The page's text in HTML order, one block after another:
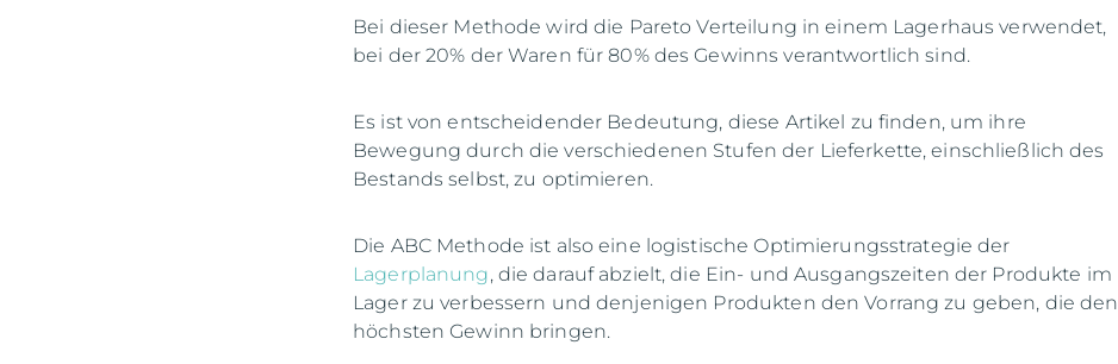
Bei dieser Methode wird die Pareto Verteilung in einem Lagerhaus verwendet,
bei der 20% der Waren für 80% des Gewinns verantwortlich sind.
Es ist von entscheidender Bedeutung, diese Artikel zu finden, um ihre
Bewegung durch die verschiedenen Stufen der Lieferkette, einschließlich des
Bestands selbst, zu optimieren.
Die ABC Methode ist also eine logistische Optimierungsstrategie der
Lagerplanung, die darauf abzielt, die Ein- und Ausgangszeiten der Produkte im
Lager zu verbessern und denjenigen Produkten den Vorrang zu geben, die den
höchsten Gewinn bringen.